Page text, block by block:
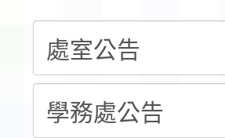
告(不再辦理
賽實施要點
本市「115
程安排一案
「桃園市補
展演活動實